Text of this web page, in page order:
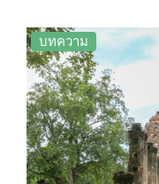
บทความ